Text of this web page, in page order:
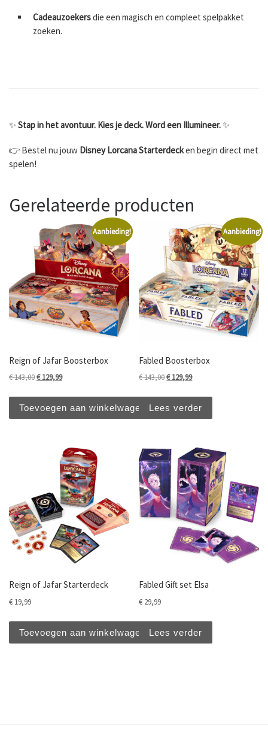
Cadeauzoekersdie een magisch en compleet spelpakket
zoeken.
✨Stap in het avontuur. Kies je deck. Word een Illumineer.✨
👉 Bestel nu jouw Disney Lorcana Starterdecken begin direct met
spelen!
Gerelateerde producten
Aanbieding!
Reign of Jafar Boosterbox
€143,00Oorspronkelijke prijs was: € 143,00.
€129,99Huidige prijs is: € 129,99.
Toevoegen aan winkelwagen
Aanbieding!
Fabled Boosterbox
€143,00Oorspronkelijke prijs was: €
€129,99Huidige prijs is: €
Lees verder
Reign of Jafar Starterdeck
€ 19,99
Toevoegen aan winkelwagen
Fabled Gift set Elsa
€ 29,99
Lees verder